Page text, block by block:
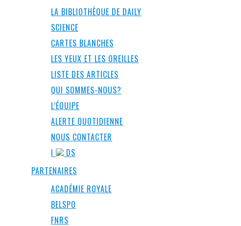
LA BIBLIOTHÈQUE DE DAILY
SCIENCE
CARTES BLANCHES
LES YEUX ET LES OREILLES
LISTE DES ARTICLES
QUI SOMMES-NOUS?
L’ÉQUIPE
ALERTE QUOTIDIENNE
NOUS CONTACTER
I
DS
PARTENAIRES
ACADÉMIE ROYALE
BELSPO
FNRS